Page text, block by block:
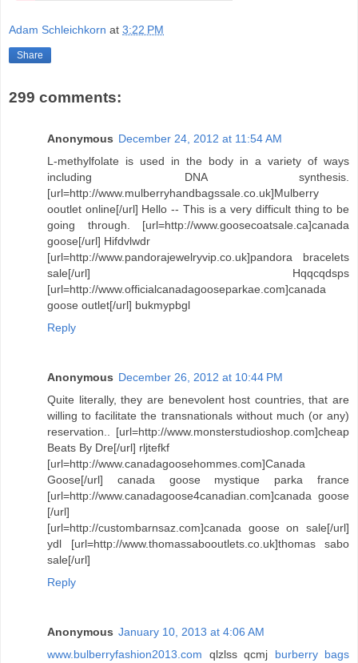
Adam Schleichkorn at 3:22 PM
Share
299 comments:
Anonymous December 24, 2012 at 11:54 AM
L-methylfolate is used in the body in a variety of ways
including DNA synthesis.
[url=http://www.mulberryhandbagssale.co.uk]Mulberry
ooutlet online[/url] Hello -- This is a very difficult thing to be
going through. [url=http://www.goosecoatsale.ca]canada
goose[/url] Hifdvlwdr
[url=http://www.pandorajewelryvip.co.uk]pandora bracelets
sale[/url] Hqqcqdsps
[url=http://www.officialcanadagooseparkae.com]canada
goose outlet[/url] bukmypbgl
Reply
Anonymous December 26, 2012 at 10:44 PM
Quite literally, they are benevolent host countries, that are
willing to facilitate the transnationals without much (or any)
reservation.. [url=http://www.monsterstudioshop.com]cheap
Beats By Dre[/url] rljtefkf
[url=http://www.canadagoosehommes.com]Canada
Goose[/url] canada goose mystique parka france
[url=http://www.canadagoose4canadian.com]canada goose
[/url]
[url=http://custombarnsaz.com]canada goose on sale[/url]
ydl [url=http://www.thomassabooutlets.co.uk]thomas sabo
sale[/url]
Reply
Anonymous January 10, 2013 at 4:06 AM
www.bulberryfashion2013.com qlzlss qcmj burberry bags